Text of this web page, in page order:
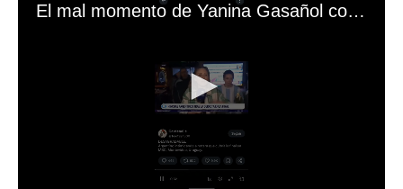
El mal momento de Yanina Gasañol con un hincha argentino en "Subrayado"